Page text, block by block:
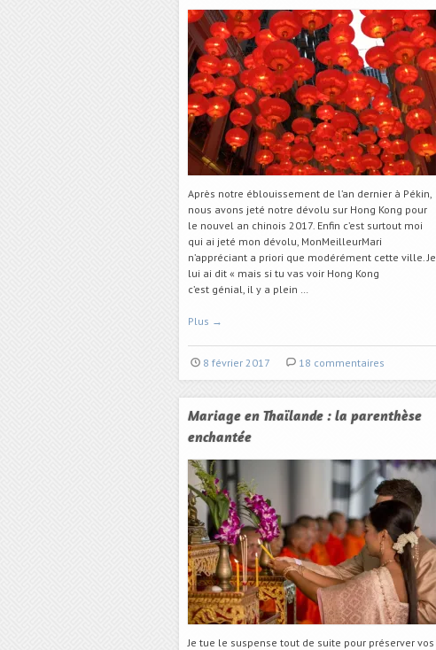
Après notre éblouissement de l’an dernier à Pékin,
nous avons jeté notre dévolu sur Hong Kong pour
le nouvel an chinois 2017. Enfin c’est surtout moi
qui ai jeté mon dévolu, MonMeilleurMari
n’appréciant a priori que modérément cette ville. Je
lui ai dit « mais si tu vas voir Hong Kong
c’est génial, il y a plein …
Plus →
8 février 2017 18 commentaires
Mariage en Thaïlande : la parenthèse
enchantée
Je tue le suspense tout de suite pour préserver vos